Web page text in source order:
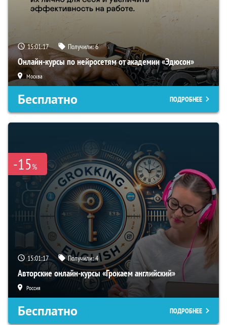
15:01:16 Получили:6
Онлайн-курсы по нейросетям от академии «Эдюсон»
Москва
Бесплатно ПОДРОБНЕЕ
-15%
15:01:16 Получили:4
Авторские онлайн-курсы «Грокаем английский»
Россия
Бесплатно ПОДРОБНЕЕ